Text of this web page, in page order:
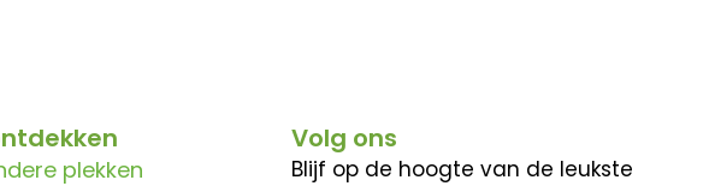
plekken
Volg ons
Blijf op de hoogte van de leukste